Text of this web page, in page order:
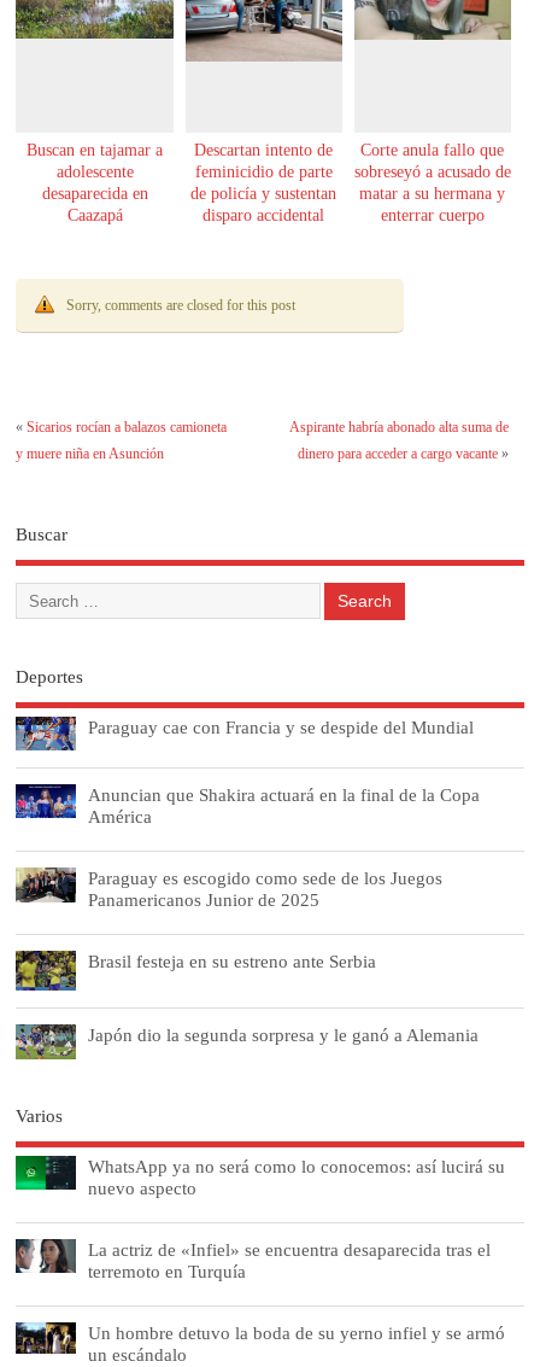
Buscan en tajamar a
adolescente
desaparecida en
Caazapá
Descartan intento de
feminicidio de parte
de policía y sustentan
disparo accidental
Corte anula fallo que
sobreseyó a acusado de
matar a su hermana y
enterrar cuerpo
Sorry, comments are closed for this post
«Sicarios rocían a balazos camioneta
y muere niña en Asunción
Aspirante habría abonado alta suma de
dinero para acceder a cargo vacante»
Buscar
Deportes
Paraguay cae con Francia y se despide del Mundial
Anuncian que Shakira actuará en la final de la Copa
América
Paraguay es escogido como sede de los Juegos
Panamericanos Junior de 2025
Brasil festeja en su estreno ante Serbia
Japón dio la segunda sorpresa y le ganó a Alemania
Varios
WhatsApp ya no será como lo conocemos: así lucirá su
nuevo aspecto
La actriz de «Infiel» se encuentra desaparecida tras el
terremoto en Turquía
Un hombre detuvo la boda de su yerno infiel y se armó
un escándalo